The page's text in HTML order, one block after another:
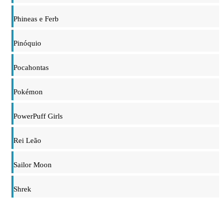
Phineas e Ferb
Pinóquio
Pocahontas
Pokémon
PowerPuff Girls
Rei Leão
Sailor Moon
Shrek